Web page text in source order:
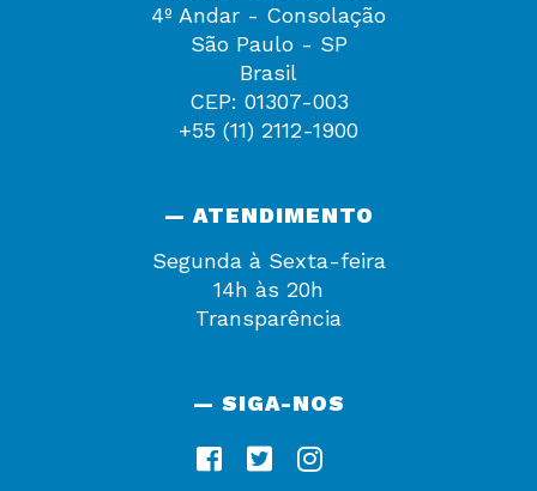
4º Andar - Consolação
São Paulo - SP
Brasil
CEP: 01307-003
+55 (11) 2112-1900
— ATENDIMENTO
Segunda à Sexta-feira
14h às 20h
Transparência
— SIGA-NOS